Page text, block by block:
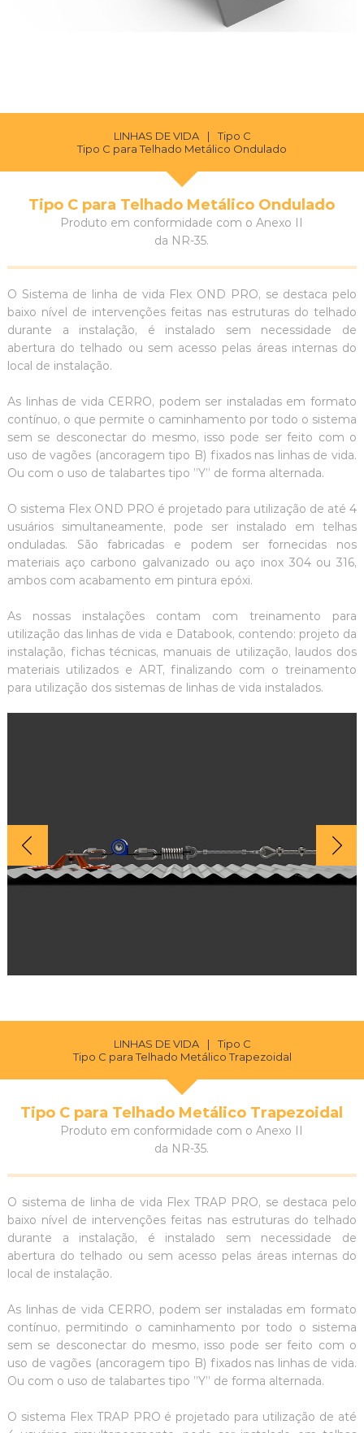
LINHAS DE VIDA |
Tipo C
Tipo C para Telhado Metálico Ondulado
Tipo C para Telhado Metálico Ondulado
Produto em conformidade com o Anexo II
da NR-35.
O Sistema de linha de vida Flex OND PRO, se destaca pelo
baixo nível de intervenções feitas nas estruturas do telhado
durante a instalação, é instalado sem necessidade de
abertura do telhado ou sem acesso pelas áreas internas do
local de instalação.
As linhas de vida CERRO, podem ser instaladas em formato
contínuo, o que permite o caminhamento por todo o sistema
sem se desconectar do mesmo, isso pode ser feito com o
uso de vagões (ancoragem tipo B) fixados nas linhas de vida.
Ou com o uso de talabartes tipo ”Y’’ de forma alternada.
O sistema Flex OND PRO é projetado para utilização de até 4
usuários simultaneamente, pode ser instalado em telhas
onduladas. São fabricadas e podem ser fornecidas nos
materiais aço carbono galvanizado ou aço inox 304 ou 316,
ambos com acabamento em pintura epóxi.
As nossas instalações contam com treinamento para
utilização das linhas de vida e Databook, contendo: projeto da
instalação, fichas técnicas, manuais de utilização, laudos dos
materiais utilizados e ART, finalizando com o treinamento
para utilização dos sistemas de linhas de vida instalados.
LINHAS DE VIDA |
Tipo C
Tipo C para Telhado Metálico Trapezoidal
Tipo C para Telhado Metálico Trapezoidal
Produto em conformidade com o Anexo II
da NR-35.
O sistema de linha de vida Flex TRAP PRO, se destaca pelo
baixo nível de intervenções feitas nas estruturas do telhado
durante a instalação, é instalado sem necessidade de
abertura do telhado ou sem acesso pelas áreas internas do
local de instalação.
As linhas de vida CERRO, podem ser instaladas em formato
contínuo, permitindo o caminhamento por todo o sistema
sem se desconectar do mesmo, isso pode ser feito com o
uso de vagões (ancoragem tipo B) fixados nas linhas de vida.
Ou com o uso de talabartes tipo ”Y’’ de forma alternada.
O sistema Flex TRAP PRO é projetado para utilização de até